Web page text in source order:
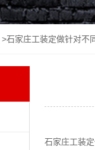
>石家庄工装定做针对不
石家庄工装